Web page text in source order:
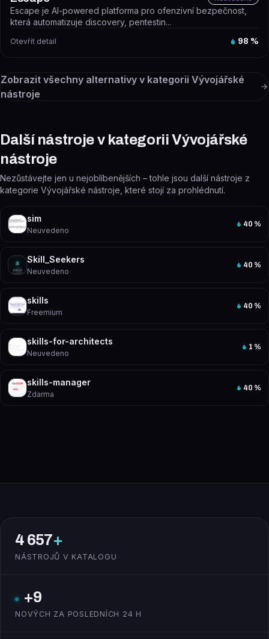
Escape je AI-powered platforma pro ofenzivní bezpečnost,
která automatizuje discovery, pentestin...
Otevřít detail 98 %
Zobrazit všechny alternativy v kategorii Vývojářské
nástroje
Další nástroje v kategorii Vývojářské
nástroje
Nezůstávejte jen u nejoblíbenějších – tohle jsou další nástroje z
kategorie Vývojářské nástroje, které stojí za prohlédnutí.
sim
Neuvedeno
40 %
Skill_Seekers
Neuvedeno
40 %
skills
Freemium
40 %
skills-for-architects
Neuvedeno
1 %
skills-manager
Zdarma
40 %
4 657+
NÁSTROJŮ V KATALOGU
+9
NOVÝCH ZA POSLEDNÍCH 24 H